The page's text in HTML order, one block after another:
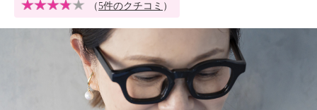
（5件のクチコミ ）